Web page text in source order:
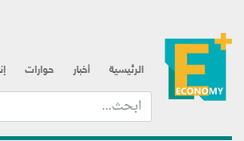
الرئيسية أخبار حوارات
ابحث عن... :